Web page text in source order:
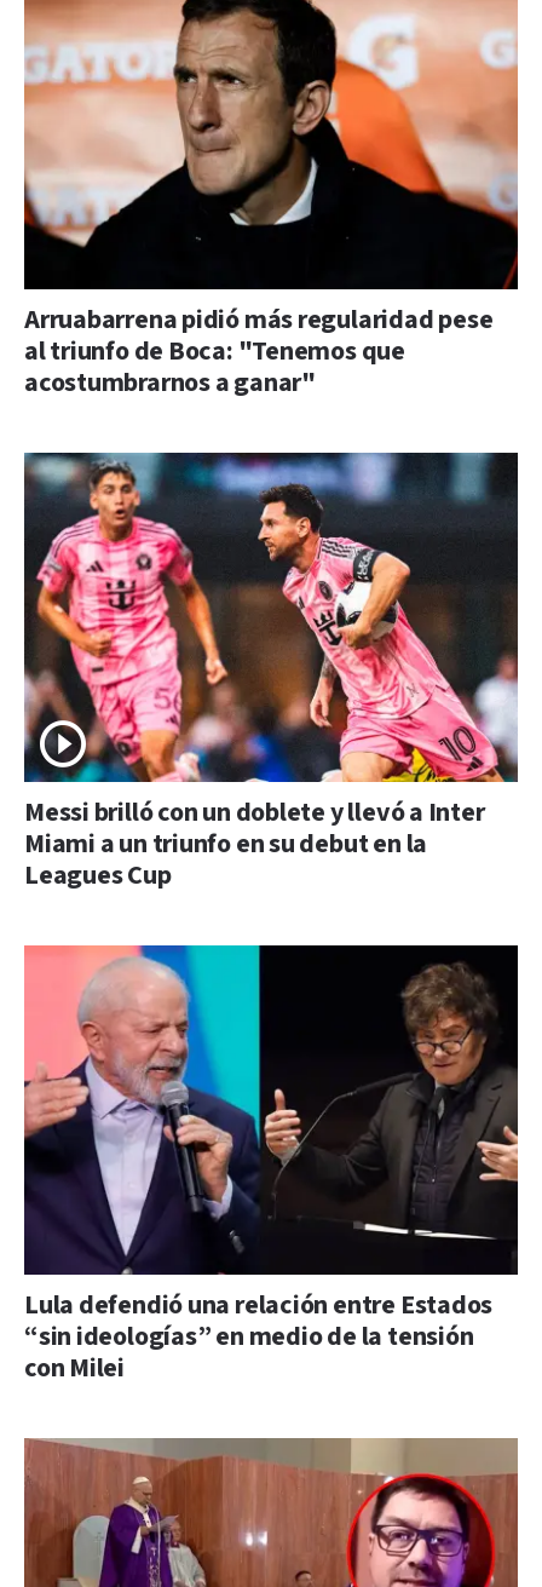
Arruabarrena pidió más regularidad pese
al triunfo de Boca: "Tenemos que
acostumbrarnos a ganar"
Messi brilló con un doblete y llevó a Inter
Miami a un triunfo en su debut en la
Leagues Cup
Lula defendió una relación entre Estados
“sin ideologías” en medio de la tensión
con Milei